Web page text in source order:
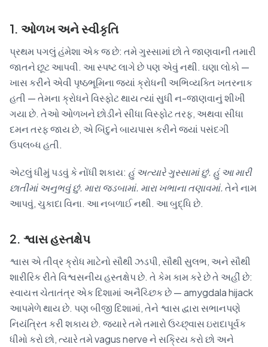
1. ઓળખ અને સ્વીકૃતિ
પ્રથમ પગલું હંમેશા એક જ છે: તમે ગુસ્સામાં છો તે જાણવાની તમારી
જાતને છૂટ આપવી. આ સ્પષ્ટ લાગે છે પણ એવું નથી. ઘણા લોકો —
ખાસ કરીને એવી પૃષ્ઠભૂમિના જ્યાં ક્રોધની અભિવ્યક્તિ ખતરનાક
હતી — તેમના ક્રોધને વિસ્ફોટ થાય ત્યાં સુધી ન-જાણવાનું શીખી
ગયા છે. તેઓ ઓળખને છોડીને સીધા વિસ્ફોટ તરફ, અથવા સીધા
દમન તરફ જાય છે, એ બિંદુને બાયપાસ કરીને જ્યાં પસંદગી
ઉપલબ્ધ હતી.
એટલું ધીમું પડવું કે નોંધી શકાય: હું અત્યારે ગુસ્સામાં છું. હું આ મારી
છાતીમાં અનુભવું છું. મારા જડબામાં. મારા ખભાના તણાવમાં.તેને નામ
આપવું, ચુકાદા વિના. આ નબળાઈ નથી. આ બુદ્ધિ છે.
2. શ્વાસ હસ્તક્ષેપ
શ્વાસ એ તીવ્ર ક્રોધ માટેનો સૌથી ઝડપી, સૌથી સુલભ, અને સૌથી
શારીરિક રીતે વિશ્વસનીય હસ્તક્ષેપ છે. તે કેમ કામ કરે છે તે અહીં છે:
સ્વાયત્ત ચેતાતંત્ર એક દિશામાં અનૈચ્છિક છે — amygdala hijack
આપમેળે થાય છે. પણ બીજી દિશામાં, તેને શ્વાસ દ્વારા સભાનપણે
નિયંત્રિત કરી શકાય છે. જ્યારે તમે તમારો ઉચ્છ્વાસ ઇરાદાપૂર્વક
ધીમો કરો છો, ત્યારે તમે vagus nerve ને સક્રિય કરો છો અને